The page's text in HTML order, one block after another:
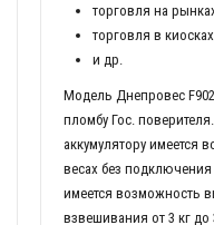
торговля на
торговля в
и др.
Модель Днепровес
пломбу Гос.
аккумулятору имеется
весах без
имеется возможность
взвешивания от 3 кг до